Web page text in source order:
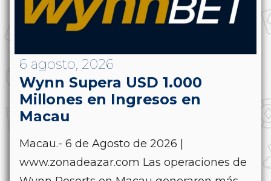
6 agosto, 2026
Wynn Supera USD 1.000
Millones en Ingresos en
Macau
Macau.- 6 de Agosto de 2026 |
www.zonadeazar.com Las operaciones de